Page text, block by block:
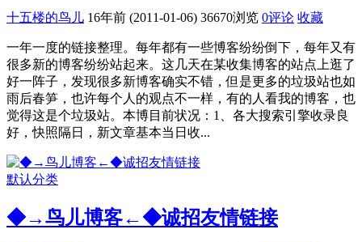
十五楼的鸟儿 16年前 (2011-01-06) 36670浏览 0评论 收藏
一年一度的链接整理。每年都有一些博客纷纷倒下，每年又有
很多新的博客纷纷站起来。这几天在某收集博客的站点上逛了
好一阵子，发现很多新博客确实不错，但是更多的垃圾站也如
雨后春笋，也许每个人的观点不一样，有的人看我的博客，也
觉得这是个垃圾站。本博目前状况：1、各大搜索引擎收录良
好，快照隔日，新文章基本当日收...
默认分类
◆→鸟儿博客←◆诚招友情链接